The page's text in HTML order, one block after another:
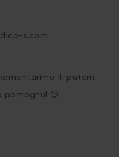
s.com
ili putem
pomognu! 😊